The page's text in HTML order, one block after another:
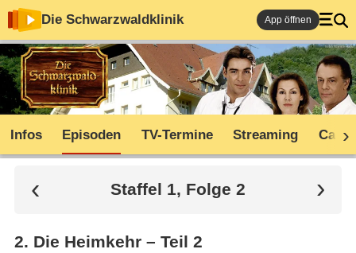
Die Schwarzwaldklinik App öffnen
Infos Episoden TV-Termine Streaming Cast
Staffel 1, Folge 2
2. Die Heimkehr – Teil 2